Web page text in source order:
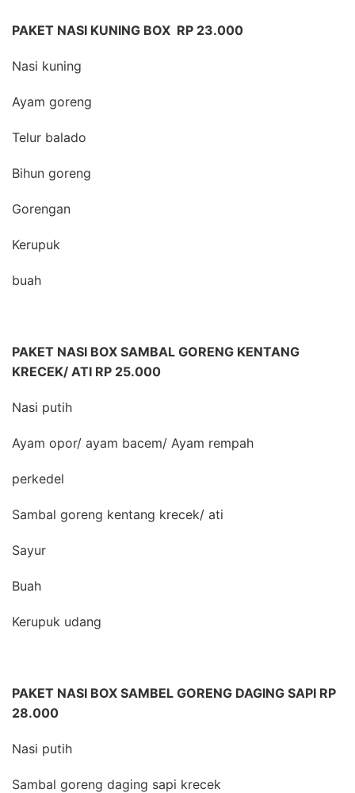
PAKET NASI KUNING BOX RP 23.000
Nasi kuning
Ayam goreng
Telur balado
Bihun goreng
Gorengan
Kerupuk
buah
PAKET NASI BOX SAMBAL GORENG KENTANG
KRECEK/ ATI RP 25.000
Nasi putih
Ayam opor/ ayam bacem/ Ayam rempah
perkedel
Sambal goreng kentang krecek/ ati
Sayur
Buah
Kerupuk udang
PAKET NASI BOX SAMBEL GORENG DAGING SAPI RP
28.000
Nasi putih
Sambal goreng daging sapi krecek